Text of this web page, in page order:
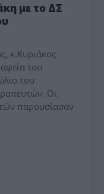
με το ΔΣ
κ.Κυριάκος
του
του
Οι
παρουσίασαν